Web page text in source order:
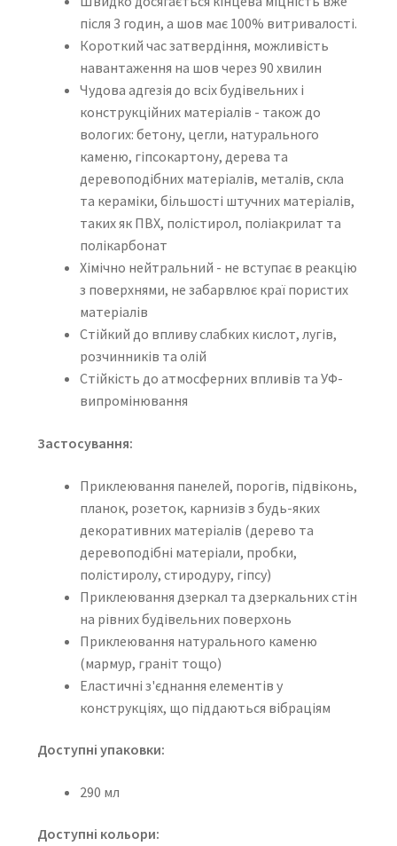
після 3 годин, а шов має 100% витривалості.
Короткий час затвердіння, можливість
навантаження на шов через 90 хвилин
Чудова адгезія до всіх будівельних і
конструкційних матеріалів - також до
вологих: бетону, цегли, натурального
каменю, гіпсокартону, дерева та
деревоподібних матеріалів, металів, скла
та кераміки, більшості штучних матеріалів,
таких як ПВХ, полістирол, поліакрилат та
полікарбонат
Хімічно нейтральний - не вступає в реакцію
з поверхнями, не забарвлює краї пористих
матеріалів
Стійкий до впливу слабких кислот, лугів,
розчинників та олій
Стійкість до атмосферних впливів та УФ-
випромінювання
Застосування:
Приклеювання панелей, порогів, підвіконь,
планок, розеток, карнизів з будь-яких
декоративних матеріалів (дерево та
деревоподібні матеріали, пробки,
полістиролу, стиродуру, гіпсу)
Приклеювання дзеркал та дзеркальних стін
на рівних будівельних поверхонь
Приклеювання натурального каменю
(мармур, граніт тощо)
Еластичні з'єднання елементів у
конструкціях, що піддаються вібраціям
Доступні упаковки:
290 мл
Доступні кольори: